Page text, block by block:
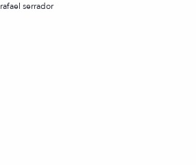
rafael serrador